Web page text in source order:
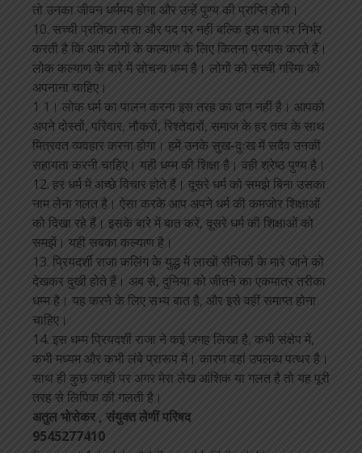
तो उनका जीवन धर्ममय होगा और उन्हें पुण्य की प्राप्ति होगी।
10. सच्ची प्रतिष्ठा सत्ता और पद पर नहीं बल्कि इस बात पर निर्भर
करती है कि आप लोगों के कल्याण के लिए कितना प्रयास करते हैं।
लोक कल्याण के बारे में सोचना धम्म है। लोगों को सच्ची गरिमा को
अपनाना चाहिए।
1 1। लोक धर्म का पालन करना इस तरह का दान नहीं है। आपको
अपने दोस्तों, परिवार, नौकरों, रिश्तेदारों, समाज के हर तत्व के साथ
मित्रवत व्यवहार करना होगा। हमें उनके सुख-दुःख में सदैव उनकी
सहायता करनी चाहिए। यही धम्म की शिक्षा है। वही श्रेष्ठ पुण्य है।
12. हर धर्म में अच्छे विचार होते हैं। दूसरे धर्म को समझे बिना उसका
नाम लेना गलत है। ऐसा करके आप अपने धर्म की कमजोर शिक्षाओं
को दिखा रहे हैं। इसके बारे में बात करें, दूसरे धर्म की शिक्षाओं को
समझें। यही सबका कल्याण है।
13. प्रियदर्शी राजा कलिंग के युद्ध में लाखों सैनिकों के मारे जाने को
देखकर दुखी होते हैं। अब से, दुनिया को जीतने का एकमात्र तरीका
धम्म है। यह करने के लिए सभ्य बात है, और इसे वहीं समाप्त होना
चाहिए।
14. इस धम्म प्रियदर्शी राजा ने कई जगह लिखा है, कभी संक्षेप में,
कभी मध्यम और कभी लंबे प्रारूप में। कारण वहां उपलब्ध पत्थर है।
साथ ही कुछ जगहों पर अगर मेरा लेख आंशिक या गलत है तो यह पूरी
तरह से लिपिक की गलती है।
अतुल भोसेकर , संयुक्त लेणीं परिषद
9545277410